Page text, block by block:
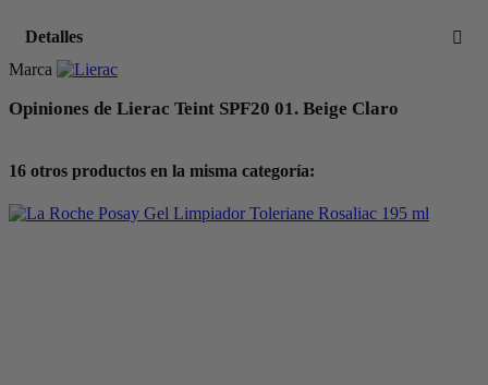
Detalles
Marca
Opiniones de Lierac Teint SPF20 01. Beige Claro
16 otros productos en la misma categoría: